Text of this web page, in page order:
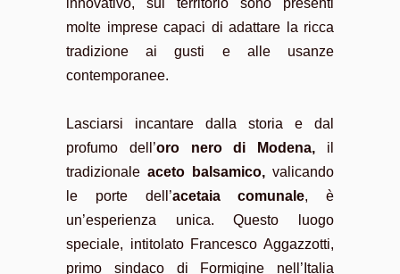
molte imprese capaci di adattare la ricca
tradizione ai gusti e alle usanze
contemporanee.
Lasciarsi incantare dalla storia e dal
profumo dell’oro nero di Modena, il
tradizionale aceto balsamico, valicando
le porte dell’acetaia comunale, è
un’esperienza unica. Questo luogo
speciale, intitolato Francesco Aggazzotti,
primo sindaco di Formigine nell’Italia